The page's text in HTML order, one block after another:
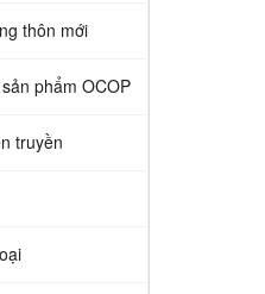
thôn mới
phẩm OCOP
truyền